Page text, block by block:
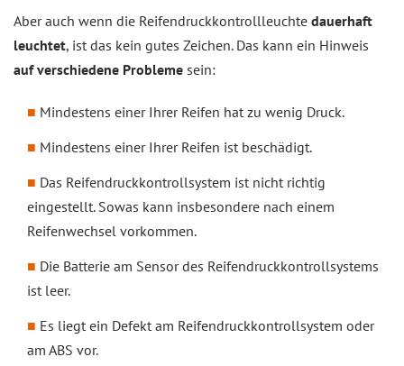
Aber auch wenn die Reifendruckkontrollleuchte dauerhaft
leuchtet, ist das kein gutes Zeichen. Das kann ein Hinweis
auf verschiedene Probleme sein:
Mindestens einer Ihrer Reifen hat zu wenig Druck.
Mindestens einer Ihrer Reifen ist beschädigt.
Das Reifendruckkontrollsystem ist nicht richtig
eingestellt. Sowas kann insbesondere nach einem
Reifenwechsel vorkommen.
Die Batterie am Sensor des Reifendruckkontrollsystems
ist leer.
Es liegt ein Defekt am Reifendruckkontrollsystem oder
am ABS vor.